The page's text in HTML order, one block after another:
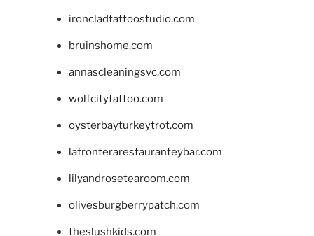
ironcladtattoostudio.com
bruinshome.com
annascleaningsvc.com
wolfcitytattoo.com
oysterbayturkeytrot.com
lafronterarestauranteybar.com
lilyandrosetearoom.com
olivesburgberrypatch.com
theslushkids.com